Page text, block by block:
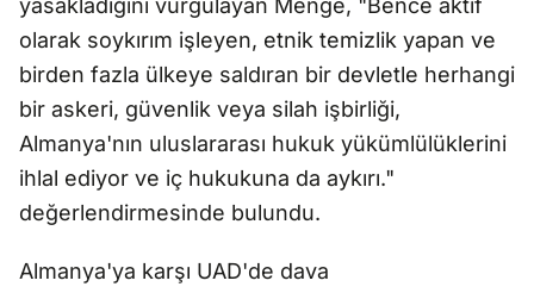
yasakladığını vurgulayan Menge, "Bence aktif
olarak soykırım işleyen, etnik temizlik yapan ve
birden fazla ülkeye saldıran bir devletle herhangi
bir askeri, güvenlik veya silah işbirliği,
Almanya'nın uluslararası hukuk yükümlülüklerini
ihlal ediyor ve iç hukukuna da aykırı."
değerlendirmesinde bulundu.
Almanya'ya karşı UAD'de dava